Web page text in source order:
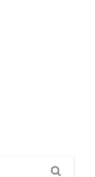
Search